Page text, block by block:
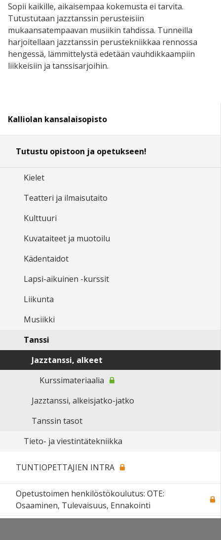
Sopii kaikille, aikaisempaa kokemusta ei tarvita.
Tutustutaan jazztanssin perusteisiin
mukaansatempaavan musiikin tahdissa. Tunneilla
harjoitellaan jazztanssin perustekniikkaa rennossa
hengessä, lämmittelystä edetään vauhdikkaampiin
liikkeisiin ja tanssisarjoihin.
Kalliolan kansalaisopisto
Tutustu opistoon ja opetukseen!
Kielet
Teatteri ja ilmaisutaito
Kulttuuri
Kuvataiteet ja muotoilu
Kädentaidot
Lapsi-aikuinen -kurssit
Liikunta
Musiikki
Tanssi
Jazztanssi, alkeet
Kurssimateriaalia
Jazztanssi, alkeisjatko-jatko
Tanssin tasot
Tieto- ja viestintätekniikka
TUNTIOPETTAJIEN INTRA
Opetustoimen henkilöstökoulutus: OTE:
Osaaminen, Tulevaisuus, Ennakointi